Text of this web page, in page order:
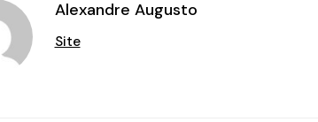
Alexandre Augusto
Site